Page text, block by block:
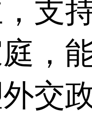
支
，
交